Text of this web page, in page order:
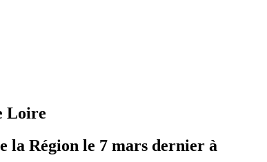
Loire
la Région le 7 mars dernier à